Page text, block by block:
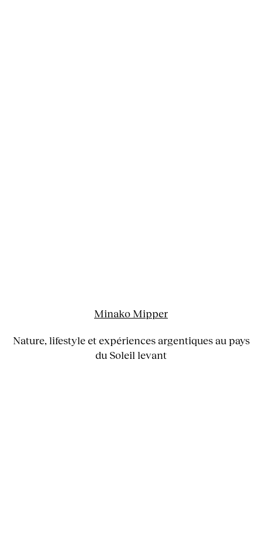
Minako Mipper
Nature, lifestyle et expériences argentiques au pays
du Soleil levant